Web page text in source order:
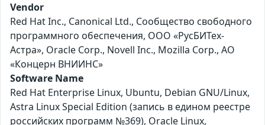
Vendor
Red Hat Inc., Canonical Ltd., Сообщество свободного
программного обеспечения, ООО «РусБИТех-
Астра», Oracle Corp., Novell Inc., Mozilla Corp., АО
«Концерн ВНИИНС»
Software Name
Red Hat Enterprise Linux, Ubuntu, Debian GNU/Linux,
Astra Linux Special Edition (запись в едином реестре
российских программ №369), Oracle Linux,